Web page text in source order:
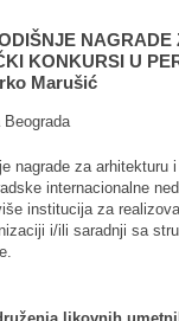
NAGRADE
KONKURSI U
Marušić
nagrade za
internacionalne
institucija za
i/ili saradnji sa